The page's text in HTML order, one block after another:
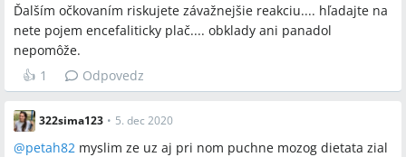
Ďalším očkovaním riskujete závažnejšie reakciu.... hľadajte na
nete pojem encefaliticky plač.... obklady ani panadol
nepomôže.
👍 1 Odpovedz
322sima123 • 5. dec 2020
@petah82 myslim ze uz aj pri nom puchne mozog dietata zial